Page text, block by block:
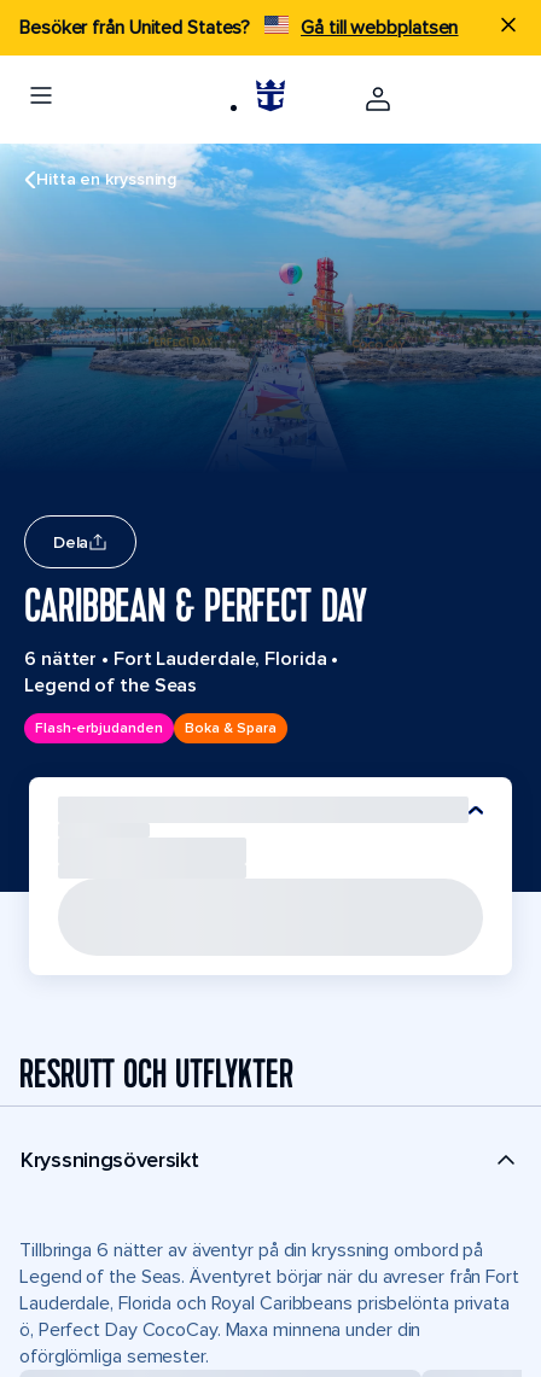
Besöker från United States? Gå till webbplatsen
Hitta en kryssning
Dela
CARIBBEAN & PERFECT DAY
6 nätter • Fort Lauderdale, Florida •
Legend of the Seas
Flash-erbjudanden Boka & Spara
RESRUTT OCH UTFLYKTER
Kryssningsöversikt
Tillbringa 6 nätter av äventyr på din kryssning ombord på
Legend of the Seas. Äventyret börjar när du avreser från Fort
Lauderdale, Florida och Royal Caribbeans prisbelönta privata
ö, Perfect Day CocoCay. Maxa minnena under din
oförglömliga semester.